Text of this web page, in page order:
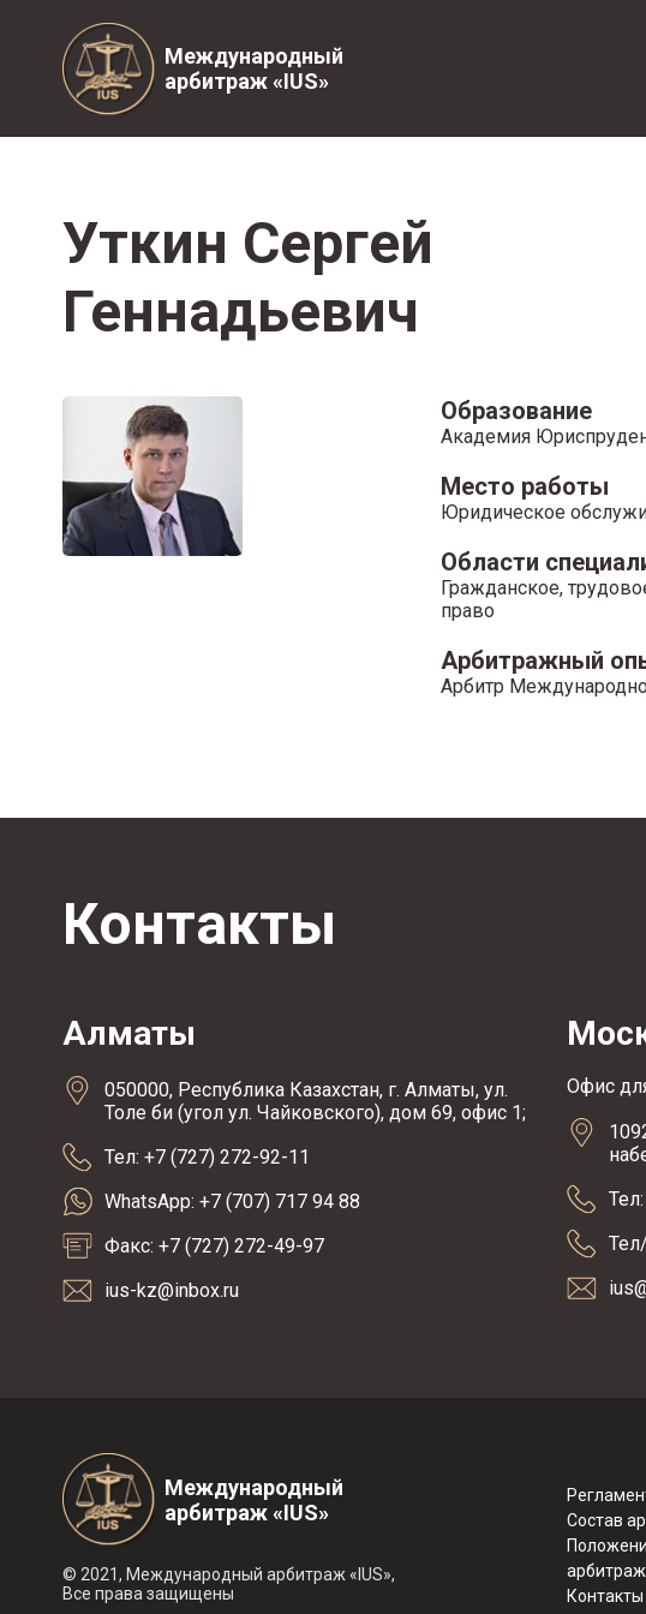
Международный
арбитраж «IUS»
Уткин Сергей
Геннадьевич
Образование
Академия
Место работы
Юридическое
Области
Гражданское,
право
Арбитражный
Арбитр
Контакты
Алматы
050000, Республика Казахстан, г. Алматы, ул.
Толе би (угол ул. Чайковского), дом 69, офис 1;
Тел: +7 (727) 272-92-11
WhatsApp: +7 (707) 717 94 88
Факс: +7 (727) 272-49-97
ius-kz@inbox.ru
Офис
Международный
арбитраж «IUS»
© 2021, Международный арбитраж «IUS»,
Все права защищены
Состав
Контакты